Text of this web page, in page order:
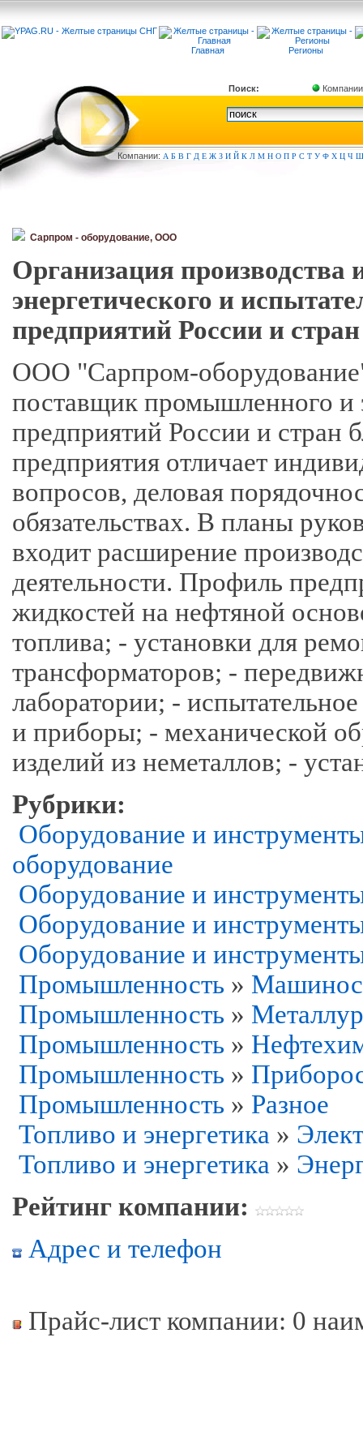
Главная Регионы
Поиск: Компании
Компании: А Б В Г Д Е Ж З И Й К Л М Н О П Р С Т У Ф Х Ц Ч Ш
Сарпром - оборудование, ООО
Организация
энергетического и
предприятий России и
ООО "Сарпром-оборудование"
поставщик промышленного и
предприятий России и стран
предприятия отличает
вопросов, деловая
обязательствах. В планы
входит расширение
деятельности. Профиль
жидкостей на нефтяной
топлива; - установки для
трансформаторов; -
лаборатории; -
и приборы; - механической
изделий из неметаллов; -
Рубрики:
Оборудование и
оборудование
Оборудование и
Оборудование и
Оборудование и
Промышленность »
Промышленность »
Промышленность »
Промышленность »
Промышленность » Разное
Топливо и энергетика »
Топливо и энергетика »
Рейтинг компании:
Адрес и телефон
Прайс-лист компании: 0